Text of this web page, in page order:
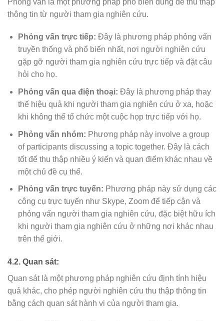
thông tin từ người tham gia nghiên cứu.
Phỏng vấn trực tiếp: Đây là phương pháp phỏng vấn
truyền thống và phổ biến nhất, nơi người nghiên cứu
gặp gỡ người tham gia nghiên cứu trực tiếp và đặt câu
hỏi cho họ.
Phỏng vấn qua điện thoại: Đây là phương pháp thay
thế hiệu quả khi người tham gia nghiên cứu ở xa, hoặc
khi không thể tổ chức một cuộc họp trực tiếp với họ.
Phỏng vấn nhóm: Phương pháp này involve a group
of participants discussing a topic together. Đây là cách
tốt để thu thập nhiều ý kiến và quan điểm khác nhau về
một chủ đề cụ thể.
Phỏng vấn trực tuyến: Phương pháp này sử dụng các
công cụ trực tuyến như Skype, Zoom để tiếp cận và
phỏng vấn người tham gia nghiên cứu, đặc biệt hữu ích
khi người tham gia nghiên cứu ở những nơi khác nhau
trên thế giới.
4.2. Quan sát:
Quan sát là một phương pháp nghiên cứu định tính hiệu
quả khác, cho phép người nghiên cứu thu thập thông tin
bằng cách quan sát hành vi của người tham gia.